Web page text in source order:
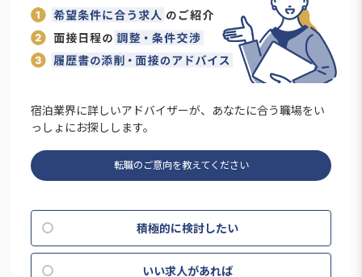
宿泊業界に詳しいアドバイザーが、あなたに合う職場をい
っしょにお探しします。
転職のご意向を教えてください
積極的に検討したい
いい求人があれば